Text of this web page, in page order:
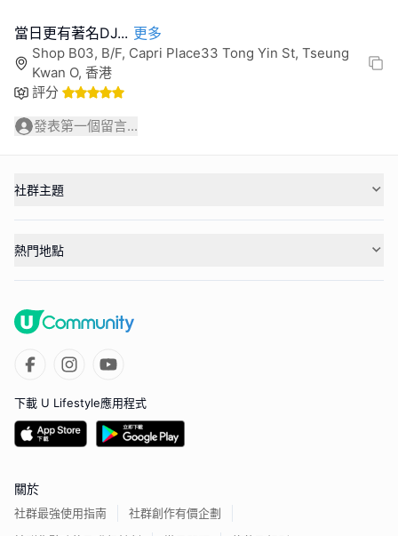
當日更有著名DJ... 更多
Shop B03, B/F, Capri Place33 Tong Yin St, Tseung
Kwan O, 香港
評分
發表第一個留言...
社群主題
熱門地點
下載 U Lifestyle應用程式
關於
社群最強使用指南
社群創作有價企劃